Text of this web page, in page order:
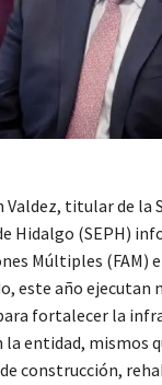
Valdez, titular de la
Hidalgo (SEPH)
Múltiples (FAM)
este año ejecutan
fortalecer la
la entidad, mismos
construcción,